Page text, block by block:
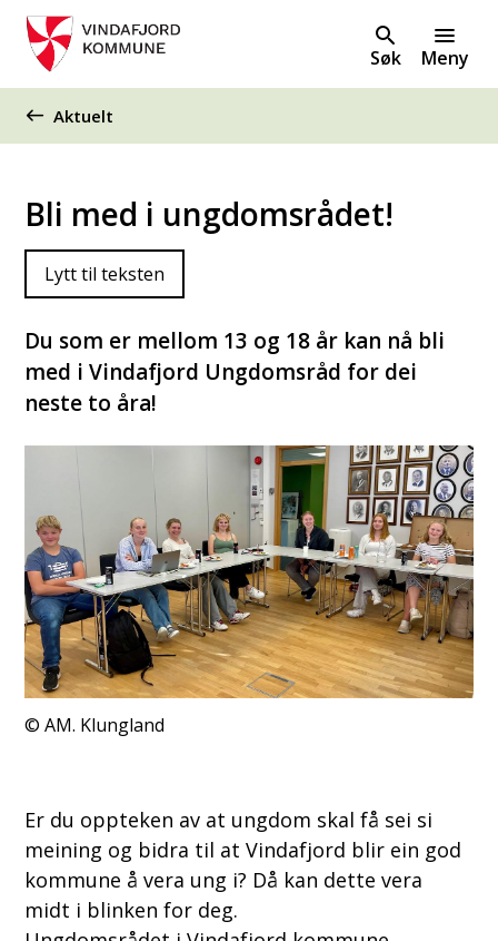
Søk Meny
Du er her:
Aktuelt
Bli med i ungdomsrådet!
Lytt til teksten
Du som er mellom 13 og 18 år kan nå bli
med i Vindafjord Ungdomsråd for dei
neste to åra!
AM. Klungland
Er du oppteken av at ungdom skal få sei si
meining og bidra til at Vindafjord blir ein god
kommune å vera ung i? Då kan dette vera
midt i blinken for deg.